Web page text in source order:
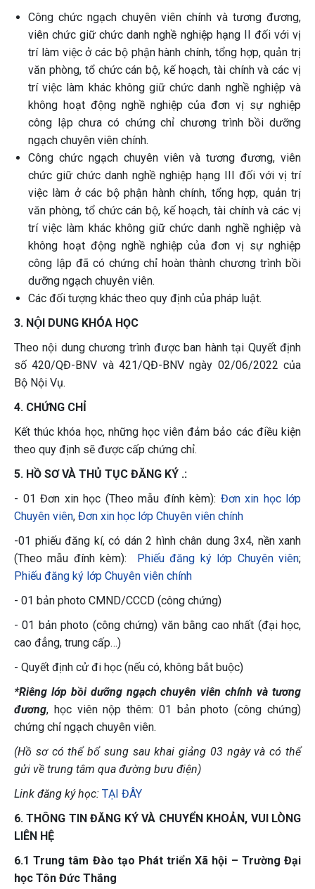
Công chức ngạch chuyên viên chính và tương đương,
viên chức giữ chức danh nghề nghiệp hạng II đối với vị
trí làm việc ở các bộ phận hành chính, tổng hợp, quản trị
văn phòng, tổ chức cán bộ, kế hoạch, tài chính và các vị
trí việc làm khác không giữ chức danh nghề nghiệp và
không hoạt động nghề nghiệp của đơn vị sự nghiệp
công lập chưa có chứng chỉ chương trình bồi dưỡng
ngạch chuyên viên chính.
Công chức ngạch chuyên viên và tương đương, viên
chức giữ chức danh nghề nghiệp hạng III đối với vị trí
việc làm ở các bộ phận hành chính, tổng hợp, quản trị
văn phòng, tổ chức cán bộ, kế hoạch, tài chính và các vị
trí việc làm khác không giữ chức danh nghề nghiệp và
không hoạt động nghề nghiệp của đơn vị sự nghiệp
công lập đã có chứng chỉ hoàn thành chương trình bồi
dưỡng ngạch chuyên viên.
Các đối tượng khác theo quy định của pháp luật.
3. NỘI DUNG KHÓA HỌC
Theo nội dung chương trình được ban hành tại Quyết định
số 420/QĐ-BNV và 421/QĐ-BNV ngày 02/06/2022 của
Bộ Nội Vụ.
4. CHỨNG CHỈ
Kết thúc khóa học, những học viên đảm bảo các điều kiện
theo quy định sẽ được cấp chứng chỉ.
5. HỒ SƠ VÀ THỦ TỤC ĐĂNG KÝ .:
- 01 Đơn xin học (Theo mẫu đính kèm): Đơn xin học lớp
Chuyên viên, Đơn xin học lớp Chuyên viên chính
-01 phiếu đăng kí, có dán 2 hình chân dung 3x4, nền xanh
(Theo mẫu đính kèm):
Phiếu đăng ký lớp Chuyên viên;
Phiếu đăng ký lớp Chuyên viên chính
- 01 bản photo CMND/CCCD (công chứng)
- 01 bản photo (công chứng) văn bằng cao nhất (đại học,
cao đẳng, trung cấp…)
- Quyết định cử đi học (nếu có, không bắt buộc)
*Riêng lớp bồi dưỡng ngạch chuyên viên chính và tương
đương, học viên nộp thêm: 01 bản photo (công chứng)
chứng chỉ ngạch chuyên viên.
(Hồ sơ có thể bổ sung sau khai giảng 03 ngày và có thể
gửi về trung tâm qua đường bưu điện)
Link đăng ký học: TẠI ĐÂY
6. THÔNG TIN ĐĂNG KÝ VÀ CHUYỂN KHOẢN, VUI LÒNG
LIÊN HỆ
6.1 Trung tâm Đào tạo Phát triển Xã hội – Trường Đại
học Tôn Đức Thắng